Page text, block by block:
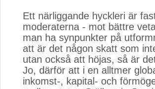
Ett närliggande hyckleri är
moderaterna - mot bättre
man ha synpunkter på
att är det någon skatt som
utan också att höjas, så är
Jo, därför att i en alltmer
inkomst-, kapital- och